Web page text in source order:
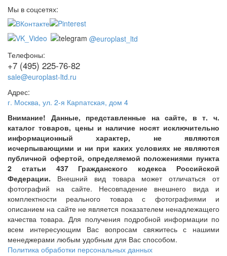
Мы в соцсетях:
@europlast_ltd
Телефоны:
+7 (495) 225-76-82
sale@europlast-ltd.ru
Адрес:
г. Москва, ул. 2-я Карпатская, дом 4
Внимание! Данные, представленные на сайте, в т. ч.
каталог товаров, цены и наличие носят исключительно
информационный характер, не являются
исчерпывающими и ни при каких условиях не являются
публичной офертой, определяемой положениями пункта
2 статьи 437 Гражданского кодекса Российской
Федерации. Внешний вид товара может отличаться от
фотографий на сайте. Несовпадение внешнего вида и
комплектности реального товара с фотографиями и
описанием на сайте не является показателем ненадлежащего
качества товара. Для получения подробной информации по
всем интересующим Вас вопросам свяжитесь с нашими
менеджерами любым удобным для Вас способом.
Политика обработки персональных данных